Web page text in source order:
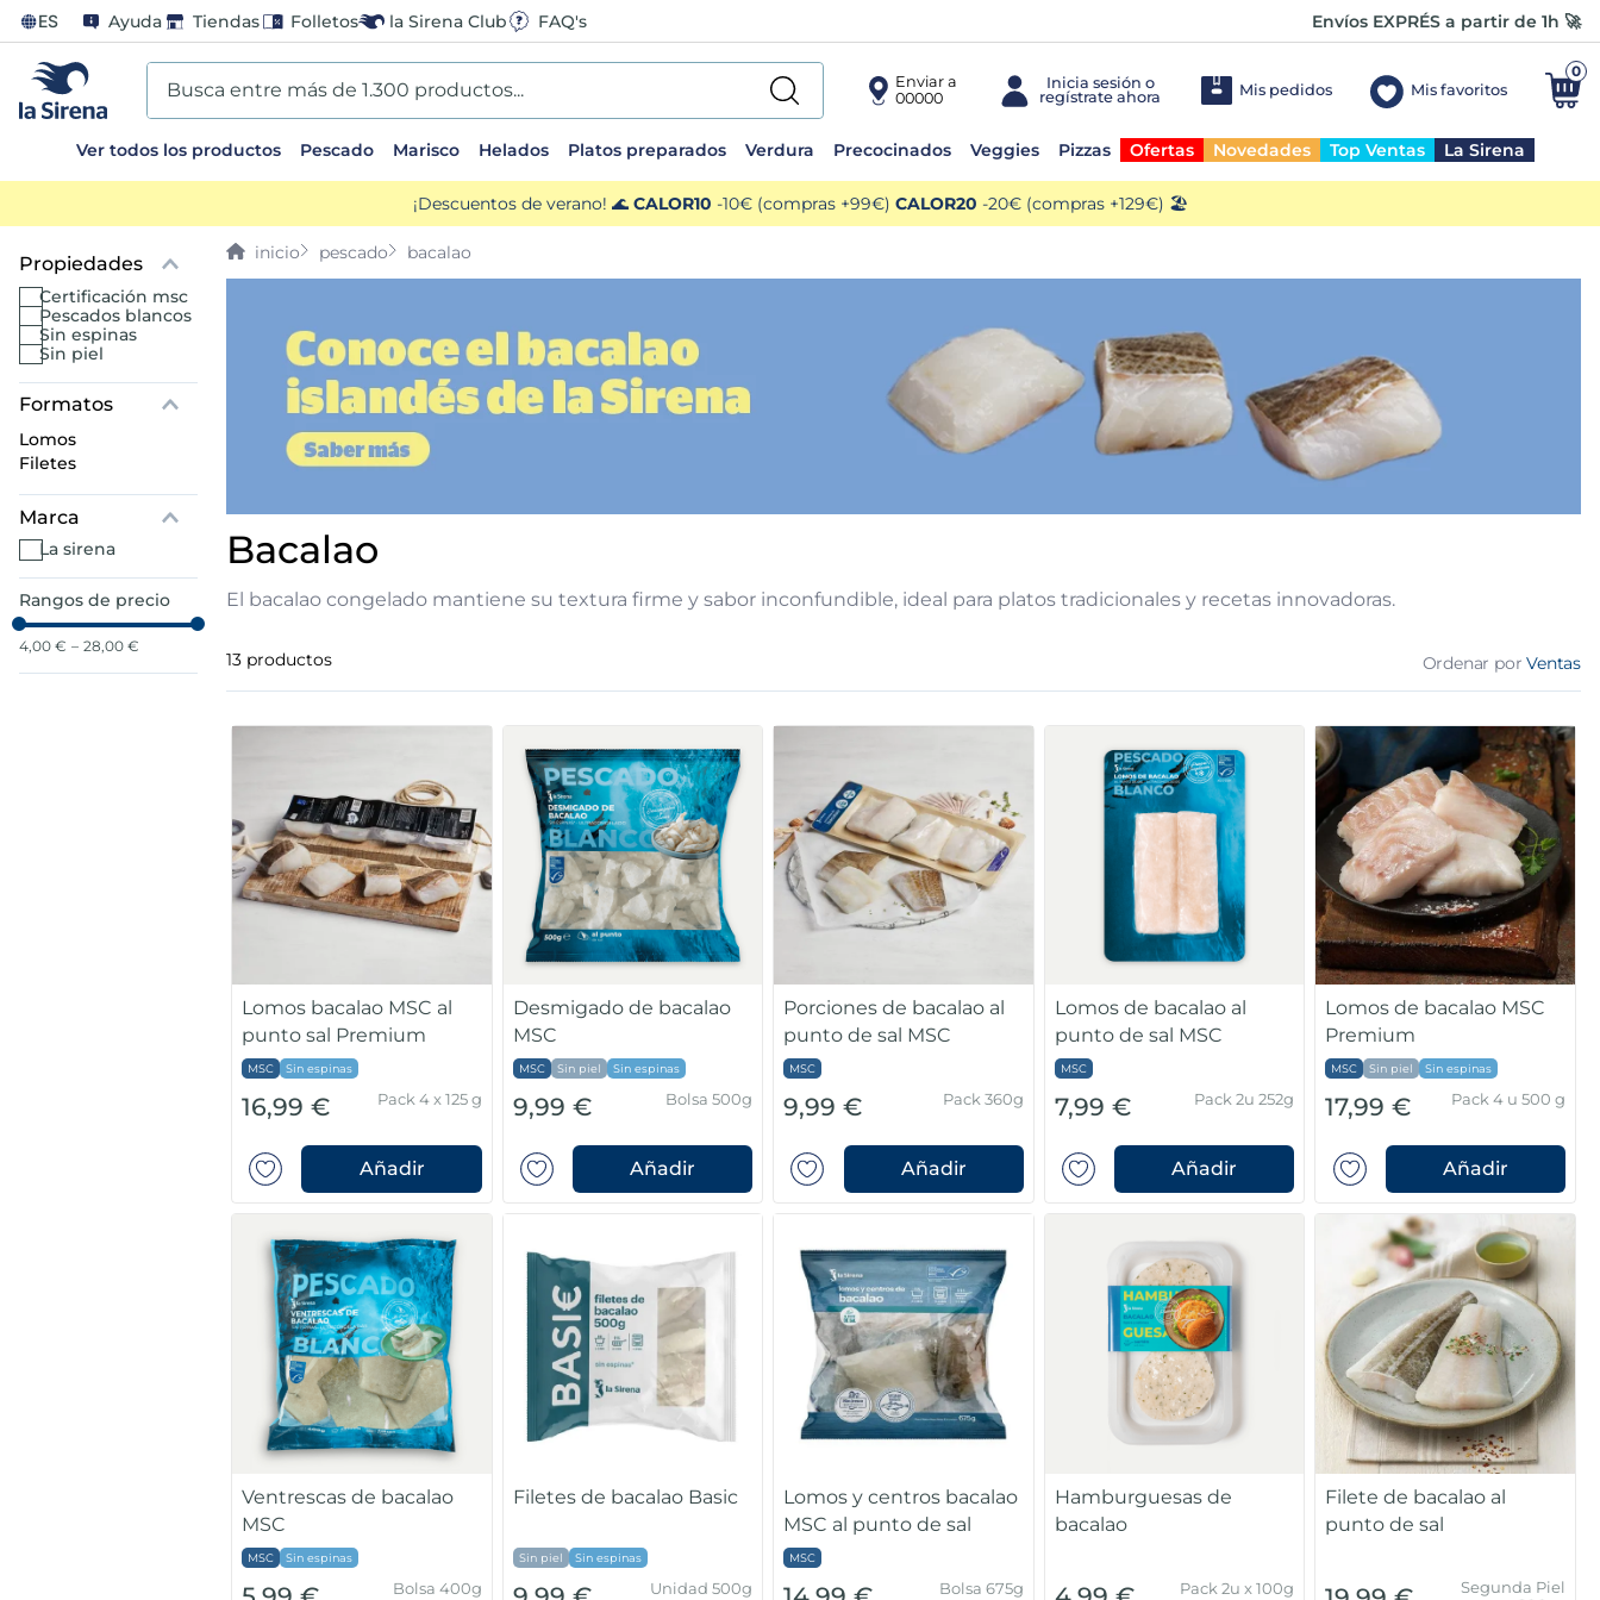
ES Ayuda Tiendas Folletos la Sirena Club FAQ's Envíos EXPRÉS a partir de 1h 🚀
Busca entre más de 1.300 productos...
Enviar a
00000
Mis pedidos Mis favoritos
0
Ver todos los productos Pescado Marisco Helados Platos preparados Verdura Precocinados Veggies Pizzas Ofertas Novedades Top Ventas La Sirena
¡Descuentos de verano! 🌊 CALOR10 -10€ (compras +99€) CALOR20 -20€ (compras +129€) 🏖️
certificación msc
pescados blancos
sin espinas
sin piel
lomos
filetes
Marca
la sirena
Rangos de precio
4,00 € – 28,00 €
pescado bacalao
bacalao
El bacalao congelado mantiene su textura firme y sabor inconfundible, ideal para platos tradicionales y recetas innovadoras.
13 productos Ordenar por Ventas
Lomos bacalao MSC al
punto sal Premium
MSC Sin espinas
16,99 € Pack 4 x 125 g
Añadir
Desmigado de bacalao
MSC
MSC Sin piel Sin espinas
9,99 € Bolsa 500g
Añadir
Porciones de bacalao al
punto de sal MSC
MSC
9,99 € Pack 360g
Añadir
Lomos de bacalao al
punto de sal MSC
MSC
7,99 € Pack 2u 252g
Añadir
Lomos de bacalao MSC
Premium
MSC Sin piel Sin espinas
17,99 € Pack 4 u 500 g
Añadir
Ventrescas de bacalao
MSC
MSC Sin espinas
Bolsa 400g
Filetes de bacalao Basic
Sin piel Sin espinas
Unidad 500g
Lomos y centros bacalao
MSC al punto de sal
MSC
Bolsa 675g
Hamburguesas de
bacalao
Pack 2u x 100g
Filete de bacalao al
punto de sal
Segunda Piel
TÉRMINOS MÁS BUSCADOS
1. helados sirena
2. gambas
3. patatas
4. gamba
5. verduras
6. croquetas
7. canelones
8. gambon